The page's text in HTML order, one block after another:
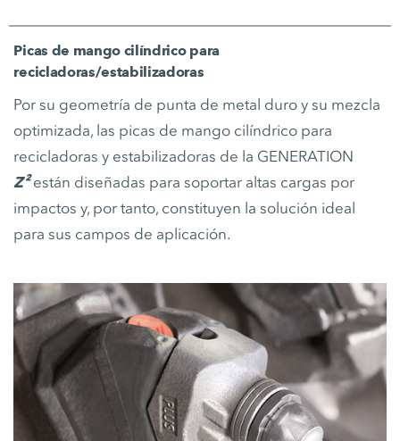
Picas de mango cilíndrico para
recicladoras/estabilizadoras
Por su geometría de punta de metal duro y su mezcla
optimizada, las picas de mango cilíndrico para
recicladoras y estabilizadoras de la GENERATION
Z²están diseñadas para soportar altas cargas por
impactos y, por tanto, constituyen la solución ideal
para sus campos de aplicación.